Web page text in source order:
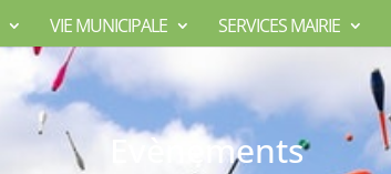
VIE MUNICIPALE SERVICES MAIRIE
Evènements